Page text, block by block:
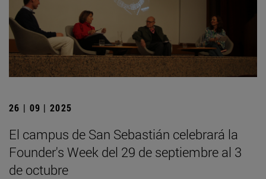
26 | 09 | 2025
El campus de San Sebastián celebrará la
Founder's Week del 29 de septiembre al 3
de octubre